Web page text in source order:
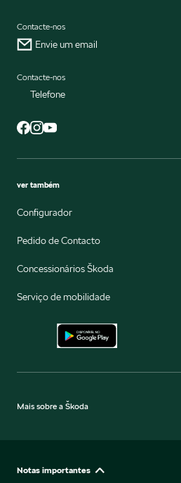
Contacte-nos
Envie um email
Contacte-nos
Telefone
ver também
Configurador
Pedido de Contacto
Concessionários Škoda
Serviço de mobilidade
Mais sobre a Škoda
Notas importantes